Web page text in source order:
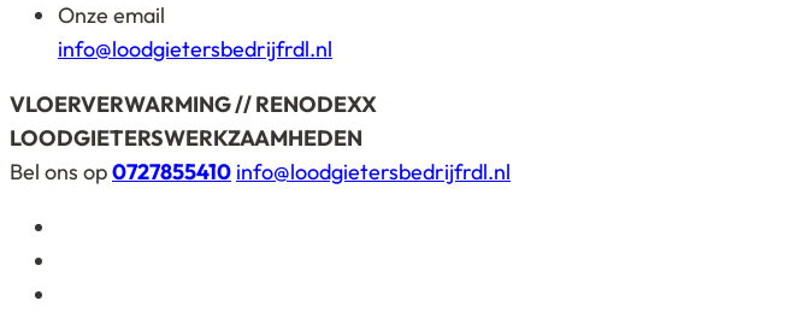
Onze email
info@loodgietersbedrijfrdl.nl
VLOERVERWARMING // RENODEXX
LOODGIETERSWERKZAAMHEDEN
Bel ons op0727855410 info@loodgietersbedrijfrdl.nl